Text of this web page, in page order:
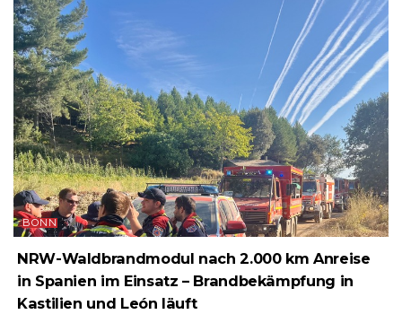
BONN
NRW-Waldbrandmodul nach 2.000 km Anreise
in Spanien im Einsatz – Brandbekämpfung in
Kastilien und León läuft